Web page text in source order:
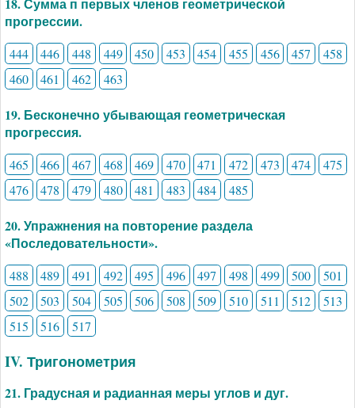
прогрессии.
444 446 448 449 450 453 454 455 456 457
458
460
461 462 463
19. Бесконечно убывающая геометрическая
прогрессия.
465 466 467 468 469 470 471 472 473 474
475
476
478 479 480 481 483 484 485
20. Упражнения на повторение раздела
«Последовательности».
488 489 491 492 495 496 497 498 499 500
501
502
503 504 505 506 508 509 510 511 512
513
515
516 517
IV. Тригонометрия
21. Градусная и радианная меры углов и дуг.